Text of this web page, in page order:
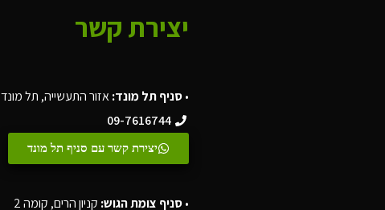
יצירת קשר
•סניף תל מונד:אזור התעשייה, תל מונד
09-7616744
יצירת קשר עם סניף תל מונד
•סניף צומת הגוש: קניון הרים, קומה 2